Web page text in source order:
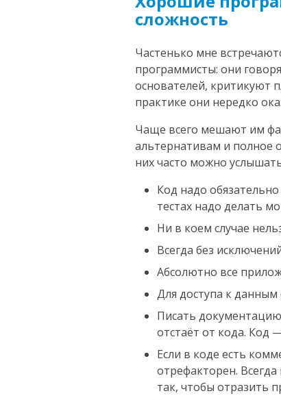
сложность
Частенько мне
программисты: они
основателей, критикуют
практике они нередко
Чаще всего мешают им
альтернативам и полное
них часто можно
Код надо
тестах надо делать
Ни в коем случае
Всегда без
Абсолютно все
Для доступа к данным
Писать
отстаёт от кода. Код
Если в коде есть
отрефакторен.
так, чтобы отразить